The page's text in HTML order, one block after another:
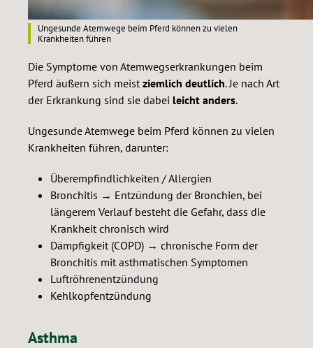
Ungesunde Atemwege beim Pferd können zu vielen
Krankheiten führen
Die Symptome von Atemwegserkrankungen beim
Pferd äußern sich meist ziemlich deutlich. Je nach Art
der Erkrankung sind sie dabei leicht anders.
Ungesunde Atemwege beim Pferd können zu vielen
Krankheiten führen, darunter:
Überempfindlichkeiten / Allergien
Bronchitis → Entzündung der Bronchien, bei
längerem Verlauf besteht die Gefahr, dass die
Krankheit chronisch wird
Dämpfigkeit (COPD) → chronische Form der
Bronchitis mit asthmatischen Symptomen
Luftröhrenentzündung
Kehlkopfentzündung
Asthma